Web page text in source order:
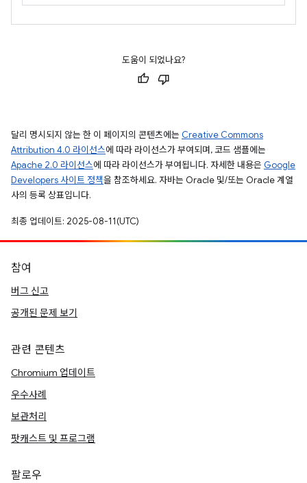
도움이 되었나요?
달리 명시되지 않는 한 이 페이지의 콘텐츠에는 Creative Commons
Attribution 4.0 라이선스에 따라 라이선스가 부여되며, 코드 샘플에는
Apache 2.0 라이선스에 따라 라이선스가 부여됩니다. 자세한 내용은 Google
Developers 사이트 정책을 참조하세요. 자바는 Oracle 및/또는 Oracle 계열
사의 등록 상표입니다.
최종 업데이트: 2025-08-11(UTC)
참여
버그 신고
공개된 문제 보기
관련 콘텐츠
Chromium 업데이트
우수사례
보관처리
팟캐스트 및 프로그램
팔로우